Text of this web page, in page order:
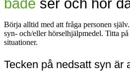
både ser och hör
Börja alltid med att fråga personen
syn- och/eller hörselhjälpmedel. Titta
situationer.
Tecken på nedsatt syn är